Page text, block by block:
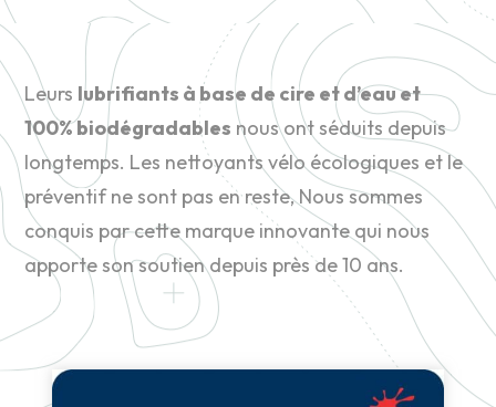
Leurs lubrifiants à base de cire et d’eau et
100% biodégradables nous ont séduits depuis
longtemps. Les nettoyants vélo écologiques et le
préventif ne sont pas en reste, Nous sommes
conquis par cette marque innovante qui nous
apporte son soutien depuis près de 10 ans.